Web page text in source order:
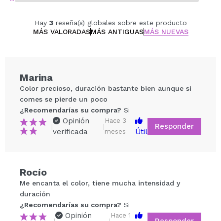
Hay 3reseña(s) globales sobre este producto
MÁS VALORADASMÁS ANTIGUASMÁS NUEVAS
Tu vídeo podría ser el primero. Imagínatelo...
¿Recomendarías su compra? Si No
Marina
Color precioso, duración bastante bien aunque si
comes se pierde un poco
¿Recomendarías su compra? Si
|
Opinión
verificada
|
Hace 3
meses
Útil
Responder
Rocío
Me encanta el color, tiene mucha intensidad y
duración
¿Recomendarías su compra? Si
Opinión Hace 1